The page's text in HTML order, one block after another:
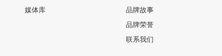
媒体库
品牌故事
品牌荣誉
联系我们